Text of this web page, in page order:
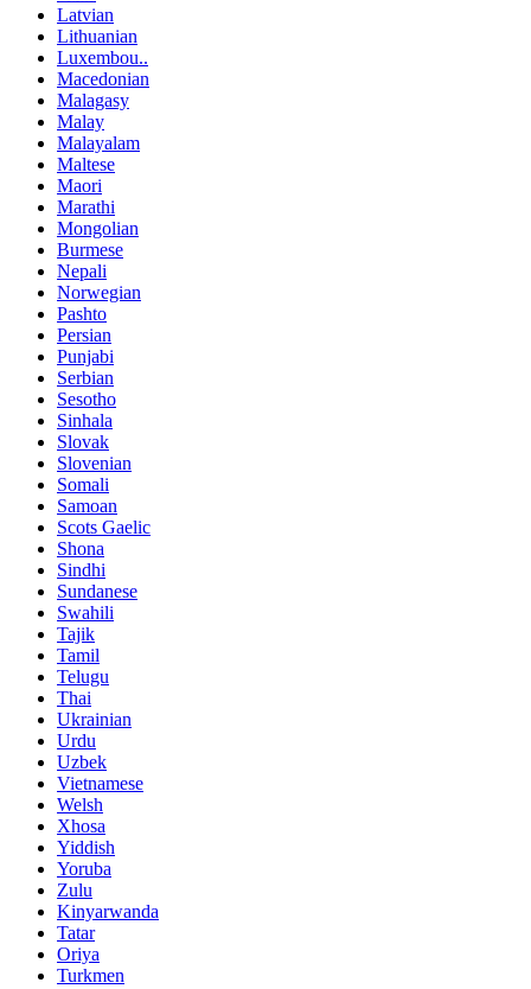
Latvian
Lithuanian
Luxembou..
Macedonian
Malagasy
Malay
Malayalam
Maltese
Maori
Marathi
Mongolian
Burmese
Nepali
Norwegian
Pashto
Persian
Punjabi
Serbian
Sesotho
Sinhala
Slovak
Slovenian
Somali
Samoan
Scots Gaelic
Shona
Sindhi
Sundanese
Swahili
Tajik
Tamil
Telugu
Thai
Ukrainian
Urdu
Uzbek
Vietnamese
Welsh
Xhosa
Yiddish
Yoruba
Zulu
Kinyarwanda
Tatar
Oriya
Turkmen